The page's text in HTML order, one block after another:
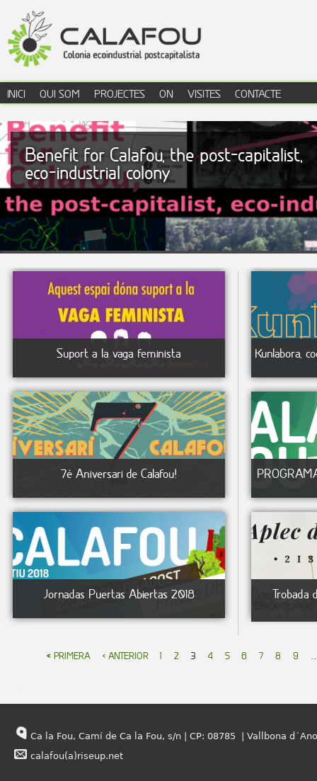
Benefit for Calafou, the post-capitalist,
eco-industrial colony
Suport a la vaga feminista Kunlabora,
7é Aniversari de Calafou!
Jornadas Puertas Abiertas 2018 Trobada
« PRIMERA ‹ ANTERIOR 1 2 3 4 5 6 7 8 9
menú principal
INICI QUI SOM PROJECTES ON VISITES CONTACTE
Ca la Fou, Camí de Ca la Fou, s/n | CP: 08785 | Vallbona
calafou(a)riseup.net